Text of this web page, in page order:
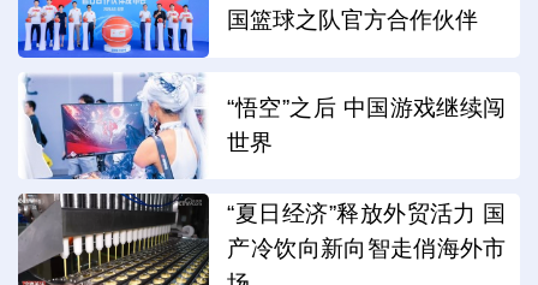
国篮球之队官方合作伙伴
“悟空”之后 中国游戏继续闯
世界
“夏日经济”释放外贸活力 国
产冷饮向新向智走俏海外市